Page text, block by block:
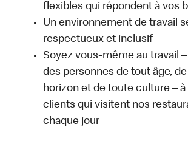
flexibles qui répondent à vos
Un environnement de travail
respectueux et inclusif
Soyez vous-même au travail
des personnes de tout âge,
horizon et de toute culture – à
clients qui visitent nos
chaque jour